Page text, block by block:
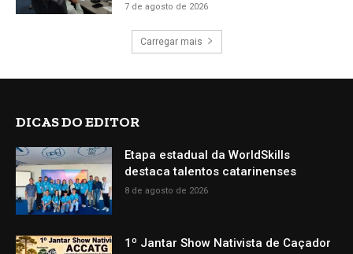
7 de agosto de 2026
Carregar mais
DICAS DO EDITOR
Etapa estadual da WorldSkills
destaca talentos catarinenses
8 de agosto de 2026
1º Jantar Show Nativista de Caçador